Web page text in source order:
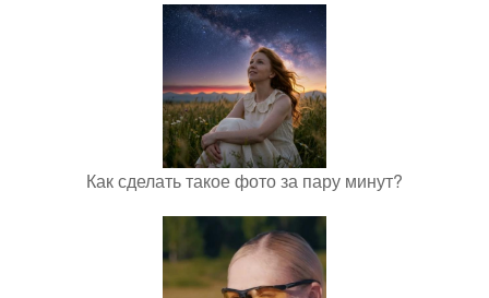
Как сделать такое фото за пару минут?